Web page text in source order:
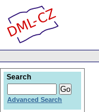
Search
Advanced Search